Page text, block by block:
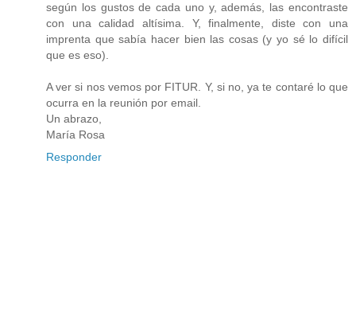
según los gustos de cada uno y, además, las encontraste
con una calidad altísima. Y, finalmente, diste con una
imprenta que sabía hacer bien las cosas (y yo sé lo difícil
que es eso).
A ver si nos vemos por FITUR. Y, si no, ya te contaré lo que
ocurra en la reunión por email.
Un abrazo,
María Rosa
Responder